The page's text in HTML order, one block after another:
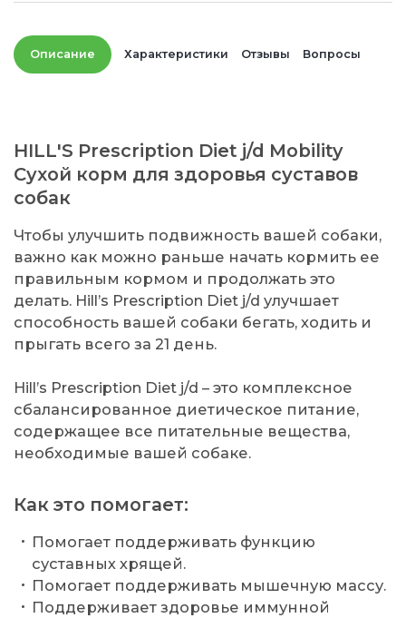
Описание Характеристики Отзывы Вопросы
HILL'S Prescription Diet j/d Mobility
Сухой корм для здоровья суставов
собак
Чтобы улучшить подвижность вашей собаки,
важно как можно раньше начать кормить ее
правильным кормом и продолжать это
делать. Hill’s Prescription Diet j/d улучшает
способность вашей собаки бегать, ходить и
прыгать всего за 21 день.
Hill’s Prescription Diet j/d – это комплексное
сбалансированное диетическое питание,
содержащее все питательные вещества,
необходимые вашей собаке.
Как это помогает:
Помогает поддерживать функцию
суставных хрящей.
Помогает поддерживать мышечную массу.
Поддерживает здоровье иммунной